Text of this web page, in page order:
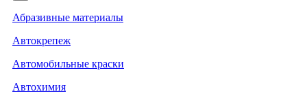
Абразивные материалы
Автокрепеж
Автомобильные краски
Автохимия